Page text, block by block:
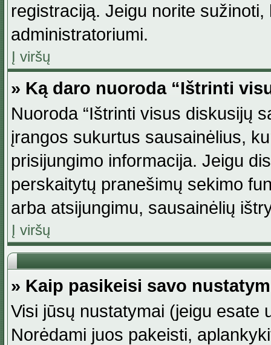
registraciją. Jeigu norite
administratoriumi.
Į viršų
» Ką daro nuoroda “Ištrinti
Nuoroda “Ištrinti visus diskusijų
įrangos sukurtus sausainėlius,
prisijungimo informacija. Jeigu
perskaitytų pranešimų sekimo
arba atsijungimu, sausainėlių
Į viršų
» Kaip pasikeisi savo
Visi jūsų nustatymai (jeigu esate
Norėdami juos pakeisti,